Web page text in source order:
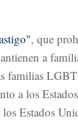
, que
a
familias
a los
Estados